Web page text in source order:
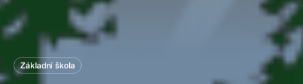
Základní škola